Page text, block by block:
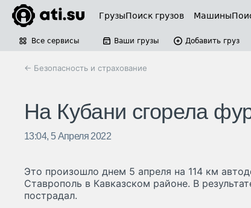
ГрузыПоиск грузов Машины
Все сервисы Ваши грузы Добавить груз
← Безопасность и страхование
На Кубани сгорела
13:04, 5 Апреля 2022
Это произошло днем 5 апреля на 114 км
Ставрополь в Кавказском районе. В
пострадал.